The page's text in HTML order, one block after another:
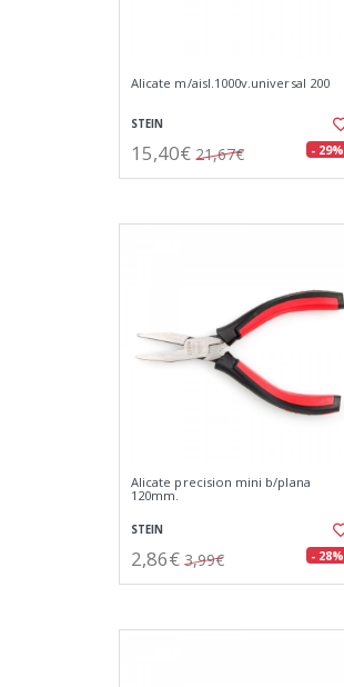
Alicate m/aisl.1000v.universal 200
STEIN
15,40€ 21,67€ - 29%
Alicate precision mini b/plana
120mm.
STEIN
2,86€ 3,99€ - 28%